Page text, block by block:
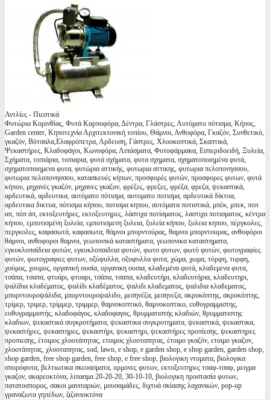
Αντλίες - Πιεστικά
Φυτώρια Κορινθίας, Φυτά Καρποφόρα, Δέντρα, Γλάστρες, Αυτόματο πότισμα, Κήπος,
Garden center, Κηποτεχνία Αρχιτεκτονική τοπίου, Θάμνοι, Ανθοφόρα, Γκαζόν, Συνθετικό,
γκαζόν, Βότσαλα,Ελαφρόπετρα, Αρδευση, Γάστρες, Χλοοκοπτικά, Σκαπτικά,
Ψεκαστήρες, Κλαδοφάγοι, Κωνοφόρα, Λιπάσματα, Φυτοφάρμακα, Εσπεριδοειδή, Ξυλεία,
Σχήματα, τοπιάρια, τοπιαρια, φυτά σχήματα, φυτα σχηματα, σχηματοποιημένα φυτά,
σχηματοποιημενα φυτα, φυτώρια αττικής, φυτωρια αττικης, φυτωρια πελοπονησσου,
φυτωρια πελοπονησσου, κατασκευές κήπων, προσφορές φυτών, προσφορες φυτων, φυτά
κήπου, μηχανές γκαζόν, μηχανες γκαζον, φρέζες, φρεζες, φρέζα, φρεζα, ψεκαστικά,
αρδευτικά, αρδευτικα, αυτόματο πότισμα, αυτοματο ποτισμα, αρδευτικά δίκτυα,
αρδευτικα δικτυα, πότισμα κήπου, ποτισμα κηπου, αυτόματα ποτιστικά, μπέκ, μπεκ, ποπ
απ, πόπ άπ, εκτοξευτήρες, εκτοξευτηρες, λάστιχα ποτίσματος, λαστιχα ποτισματος, κέντρα
κήπου, εμποτισμένη ξυλεία, εμποτισμενη ξυλεια, ξυλεία κήπου, ξυλεια κηπου, πέργκολες,
περγκολες, καφασωτά, καφασωτα, θάμνοι μπορντούρας, θαμνοι μπορντουρας, ανθοφόροι
θάμνοι, ανθοφοροι θαμνοι, γεωπονικά καταστήματα, γεωπονικα καταστηματα,
εγκυκλοπαίδεια φυτών, εγκυκλοπαιδεια φυτών, φωτο φυτων, φωτό φυτών, φωτογραφίες
φυτών, φωτογραφιες φυτων, οξύφυλλα, οξυφυλλα φυτα, χώμα, χωμα, τύρφη, τυρφη,
χούμος, χουμος, οργανική ουσία, οργανικη ουσια, κλαδεμένα φυτά, κλαδεμενα φυτα,
τσάπα, τσαπα, φτυάρι, φτυαρι, τσάπα, τσαπα, κλαδευτήρι, κλαδευτήρια, κλαδευτηρι,
ψαλίδια κλαδέματος, ψαλίδι κλαδέματος, ψαλιδι κλαδεματος, ψαλιδια κλαδεματος,
μπορντουροψάλιδα, μπορντουροψαλιδο, μεσηνέζα, μεσηνεζα, ακροκόπτης, ακροκόπτης,
τρίμερ, τριμερ, τρίμμερ, τριμμερ, θαμνοκοπτικό, θαμνοκοπτικο, ευθυγραμμιστης,
ευθυγραμμιστής, κλαδοφάγος, κλαδοφαγος, θρυμματιστής κλαδιών, θρυμματιστης
κλαδιων, ψεκαστικά συγκροτήματα, ψεκαστικα συγκροτηματα, ψεκαστικά, ψεκαστικα,
ψεκαστήρες, ψεκαστηρες, ψεκαστήρι, ψεκαστηρι, ψεκαστήρες προπίεσης, ψεκαστηρες
προπιεσης, έτοιμος χλοοτάπητας, ετοιμος χλοοταπητας, έτοιμο γκαζόν, ετοιμο γκαζον,
χλοοτάπητας, χλοοταπητας, sod, lawn, e shop, e garden shop, e shop garden, garden shop,
shop garden, free shop garden, free shop, e free shop, βιολογικη ντοματα, βιολογικα
σπορόφυτα, βελτιωτικα σκευασματα, ορμονες φυτων, εκτοξευτηρες τσαφ-τσαφ, μειγμα
γκαζον, ακαρεοκτόνα, λιπασμα 20-20-20, 30-10-10, βιολογικη προστασία φυτων,
πατατοσπορος, σακοι μανιταριών, μουσαμάδες, διχτυά σκίασης λαχανικών, pop-up
γραναζωτα γηπέδων, ζιζανιοκτόνα